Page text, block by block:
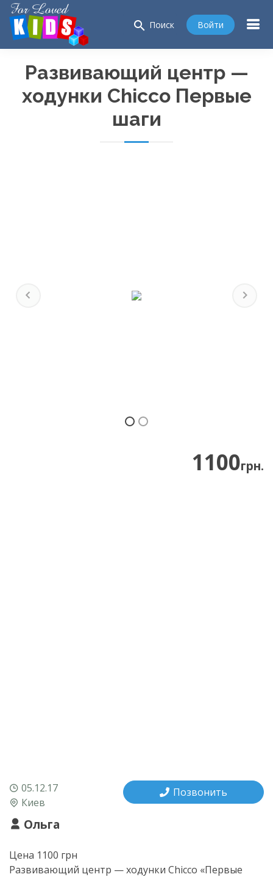
search Поиск Войти
Развивающий центр —
ходунки Chicco Первые
шаги
Previous Next
1100грн.
05.12.17
Киев
Ольга
Позвонить
Цена 1100 грн
Развивающий центр — ходунки Chicco «Первые